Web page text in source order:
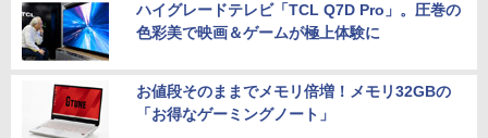
ハイグレードテレビ「TCL Q7D Pro」。圧巻の
色彩美で映画＆ゲームが極上体験に
お値段そのままでメモリ倍増！メモリ32GBの
「お得なゲーミングノート」